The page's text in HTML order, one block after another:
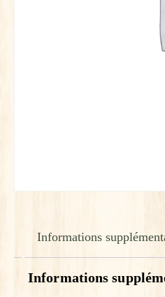
Informations
Informations